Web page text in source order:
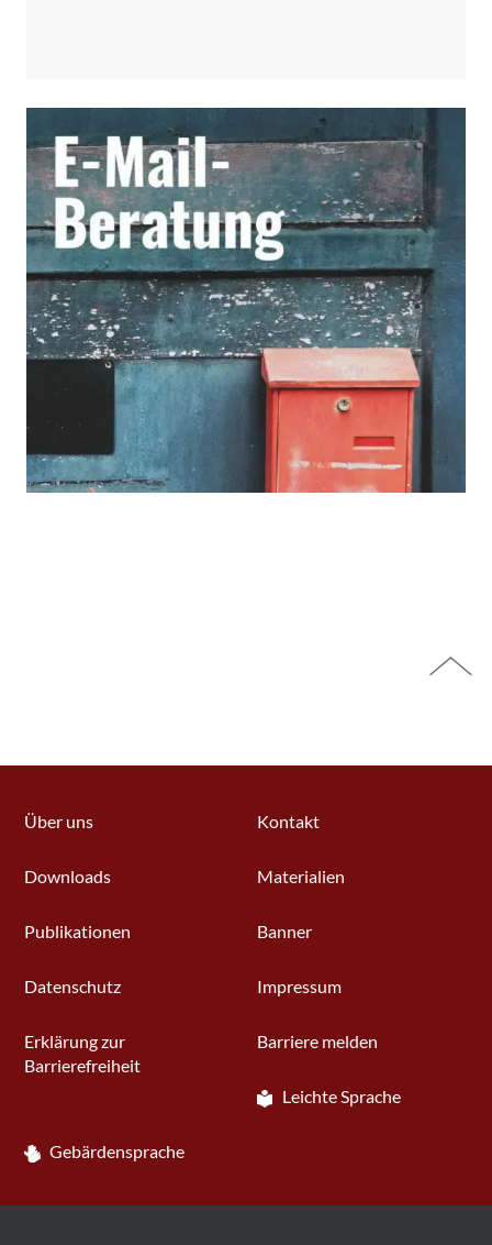
Über uns Kontakt
Downloads Materialien
Publikationen Banner
Datenschutz Impressum
Erklärung zur
Barrierefreiheit
Barriere melden
Leichte Sprache
Gebärdensprache